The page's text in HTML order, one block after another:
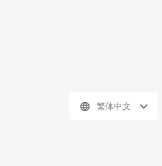
繁体中文